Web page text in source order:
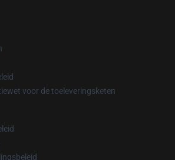
voor de toeleveringsketen